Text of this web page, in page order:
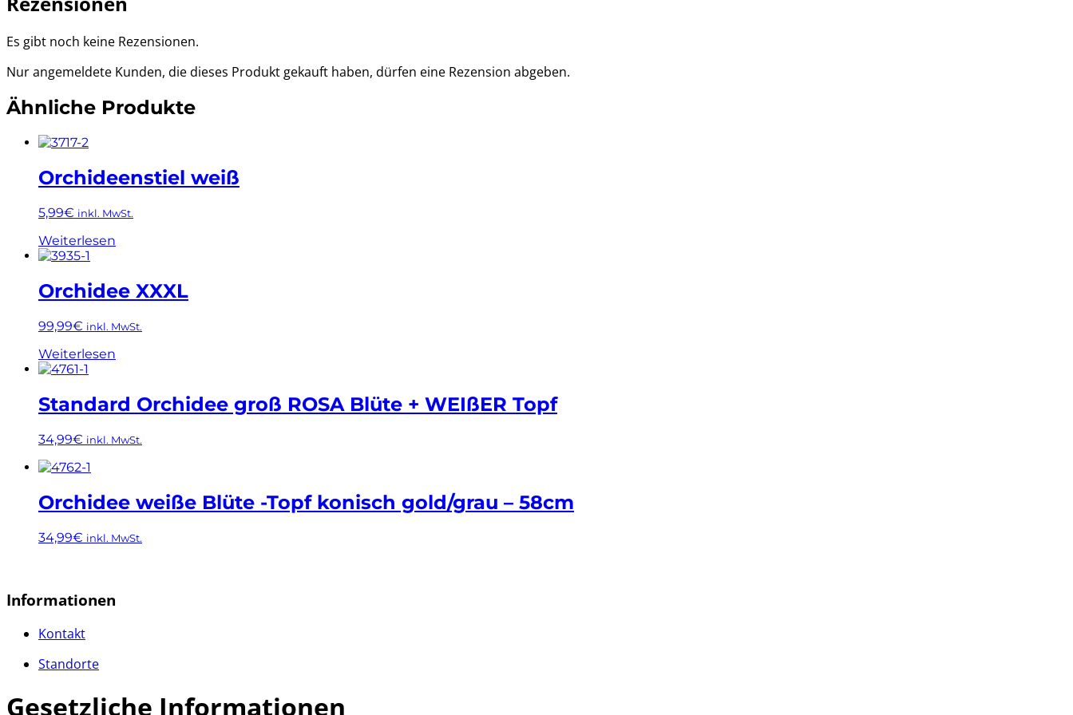
Es gibt noch keine Rezensionen.
Nur angemeldete Kunden, die dieses Produkt gekauft haben, dürfen eine Rezension abgeben.
Ähnliche Produkte
Orchideenstiel weiß
5,99€ inkl. MwSt.
Weiterlesen
Orchidee XXXL
99,99€ inkl. MwSt.
Weiterlesen
Standard Orchidee groß ROSA Blüte + WEIßER Topf
34,99€ inkl. MwSt.
Orchidee weiße Blüte -Topf konisch gold/grau – 58cm
34,99€ inkl. MwSt.
Informationen
Kontakt
Standorte
Gesetzliche Informationen